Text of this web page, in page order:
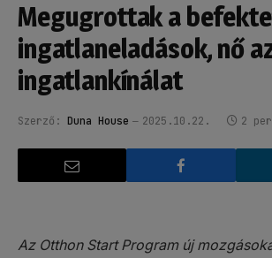
Megugrottak a
ingatlaneladások, nő
ingatlankínálat
Szerző: Duna House 2025.10.22. 2
Az Otthon Start Program új